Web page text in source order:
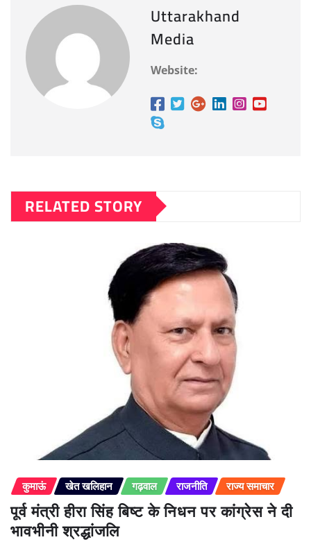
Uttarakhand
Media
Website:
RELATED STORY
कुमाऊं खेत खलिहान गढ़वाल राजनीति राज्य समाचार
पूर्व मंत्री हीरा सिंह बिष्ट के निधन पर कांग्रेस ने दी
भावभीनी श्रद्धांजलि